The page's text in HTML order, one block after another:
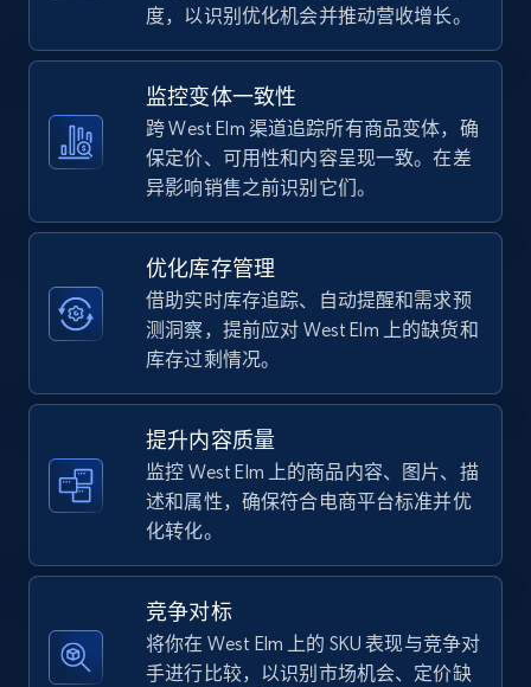
URL, Title, Available, Description, Currency, Initial
price, Final price, Discount percent, and more.
TikTok Shop - category
URL, Title, Available, Description, Currency, Initial
668+
TikTok Shop - Collect TikTok shop products
URL, Title, Available, Description, Currency, Initial
price, Final price, Discount percent, and more.
度，以识别优化机会并推动营收增长。
监控变体一致性
跨 West Elm 渠道追踪所有商品变体，确
保定价、可用性和内容呈现一致。在差
异影响销售之前识别它们。
优化库存管理
借助实时库存追踪、自动提醒和需求预
测洞察，提前应对 West Elm 上的缺货和
库存过剩情况。
提升内容质量
监控 West Elm 上的商品内容、图片、描
述和属性，确保符合电商平台标准并优
化转化。
竞争对标
将你在 West Elm 上的 SKU 表现与竞争对
手进行比较，以识别市场机会、定价缺